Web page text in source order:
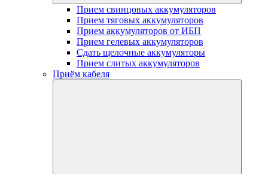
Прием свинцовых аккумуляторов
Прием тяговых аккумуляторов
Прием аккумуляторов от ИБП
Прием гелевых аккумуляторов
Сдать щелочные аккумуляторы
Прием слитых аккумуляторов
Приём кабеля